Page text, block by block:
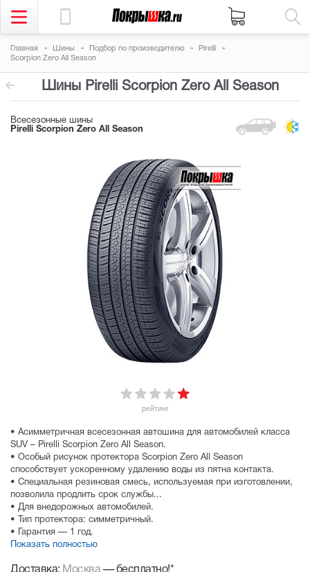
Главная Шины Подбор по производителю
Pirelli
Scorpion Zero All Season
Шины Pirelli Scorpion Zero All Season
Всесезонные шины
Pirelli Scorpion Zero All Season
рейтинг
• Асимметричная всесезонная автошина для автомобилей класса
SUV – Pirelli Scorpion Zero All Season.
• Особый рисунок протектора Scorpion Zero All Season
способствует ускоренному удалению воды из пятна контакта.
• Специальная резиновая смесь, используемая при изготовлении,
позволила продлить срок службы...
• Для внедорожных автомобилей.
• Тип протектора: симметричный.
• Гарантия — 1 год.
Показать полностью
Доставка: Москва— бесплатно!*